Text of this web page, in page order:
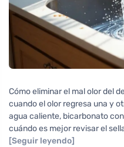
Cómo eliminar el mal olor del
cuando el olor regresa una y
agua caliente, bicarbonato
cuándo es mejor revisar el
[Seguir leyendo]